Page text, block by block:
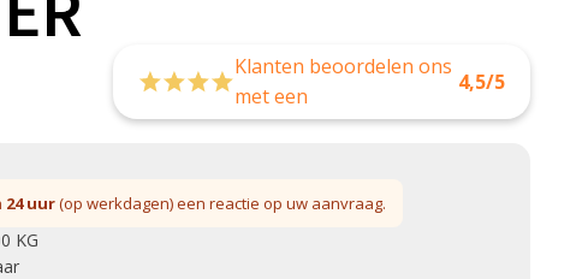
Klanten beoordelen ons
met een
4,5/5
24 uur(op werkdagen) een reactie op uw aanvraag.
KG